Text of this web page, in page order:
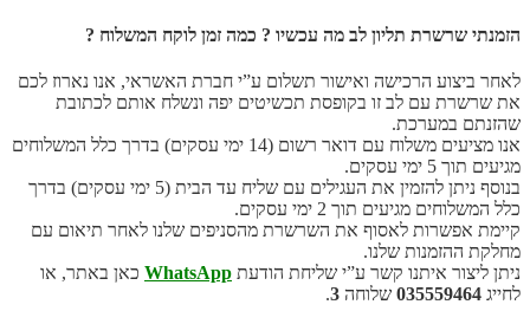
הזמנתי שרשרת תליון לב מה עכשיו ? כמה זמן לוקח המשלוח ?
לאחר ביצוע הרכישה ואישור תשלום ע”י חברת האשראי, אנו נארוז לכם
את שרשרת עם לב זו בקופסת תכשיטים יפה ונשלח אותם לכתובת
שהזנתם במערכת.
אנו מציעים משלוח עם דואר רשום (14 ימי עסקים) בדרך כלל המשלוחים
מגיעים תוך 5 ימי עסקים.
בנוסף ניתן להזמין את העגילים עם שליח עד הבית (5 ימי עסקים) בדרך
כלל המשלוחים מגיעים תוך 2 ימי עסקים.
קיימת אפשרות לאסוף את השרשרת מהסניפים שלנו לאחר תיאום עם
מחלקת ההזמנות שלנו.
ניתן ליצור איתנו קשר ע”י שליחת הודעת WhatsApp כאן באתר, או
לחייג 035559464 שלוחה 3
.